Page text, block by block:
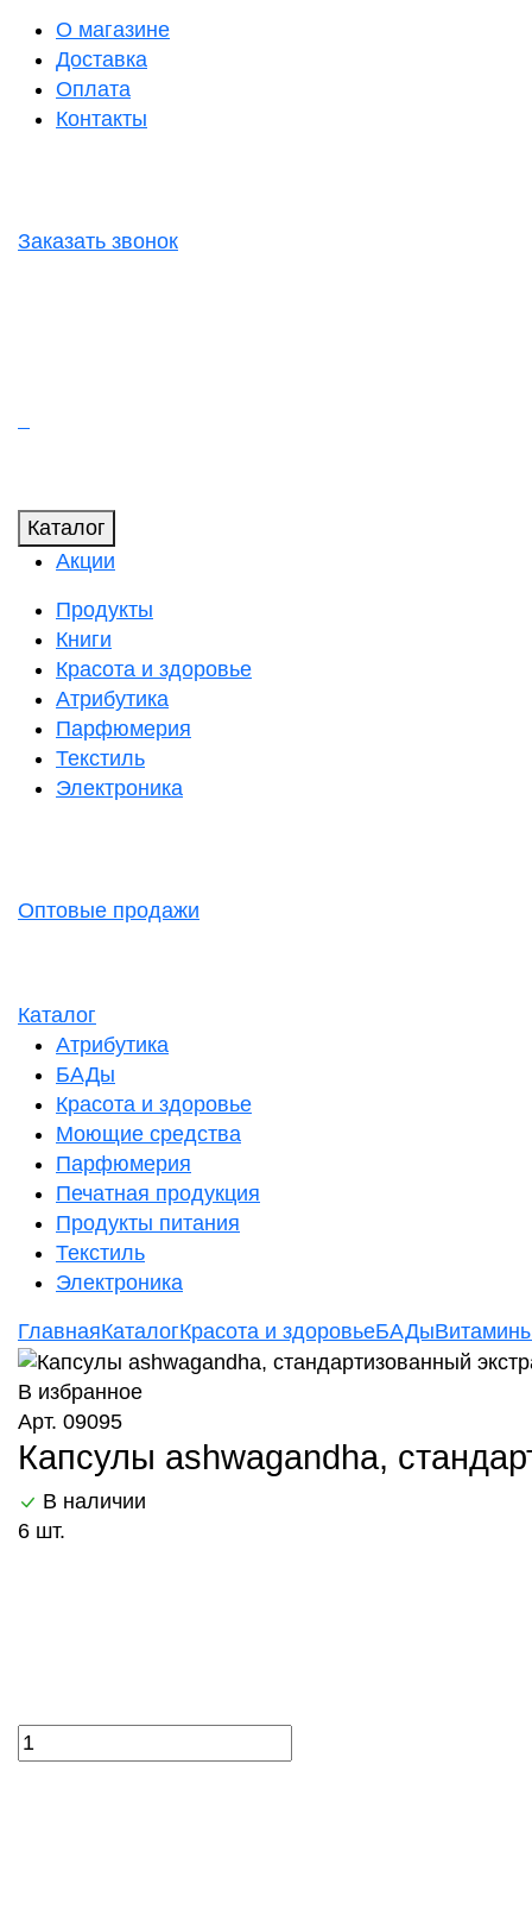
О магазине
Доставка
Оплата
Контакты
Заказать звонок
Каталог
Акции
Продукты
Книги
Красота и здоровье
Атрибутика
Парфюмерия
Текстиль
Электроника
Оптовые продажи
Каталог
Атрибутика
БАДы
Красота и здоровье
Моющие средства
Парфюмерия
Печатная продукция
Продукты питания
Текстиль
Электроника
ГлавнаяКаталогКрасота и здоровьеБАДы
В избранное
Арт. 09095
Капсулы ashwagandha,
В наличии
6 шт.